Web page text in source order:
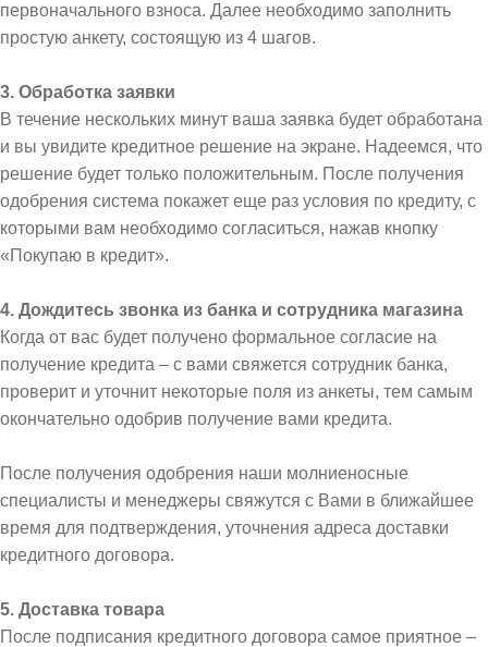
первоначального взноса. Далее необходимо заполнить
простую анкету, состоящую из 4 шагов.
3. Обработка заявки
В течение нескольких минут ваша заявка будет обработана
и вы увидите кредитное решение на экране. Надеемся, что
решение будет только положительным. После получения
одобрения система покажет еще раз условия по кредиту, с
которыми вам необходимо согласиться, нажав кнопку
«Покупаю в кредит».
4. Дождитесь звонка из банка и сотрудника магазина
Когда от вас будет получено формальное согласие на
получение кредита – с вами свяжется сотрудник банка,
проверит и уточнит некоторые поля из анкеты, тем самым
окончательно одобрив получение вами кредита.
После получения одобрения наши молниеносные
специалисты и менеджеры свяжутся с Вами в ближайшее
время для подтверждения, уточнения адреса доставки
кредитного договора.
5. Доставка товара
После подписания кредитного договора самое приятное –